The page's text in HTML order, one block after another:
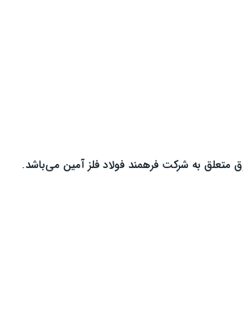
به شرکت فرهمند فولاد فلز آمین می‌باشد.